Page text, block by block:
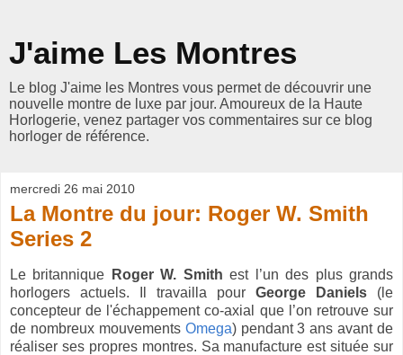
J'aime Les Montres
Le blog J'aime les Montres vous permet de découvrir une
nouvelle montre de luxe par jour. Amoureux de la Haute
Horlogerie, venez partager vos commentaires sur ce blog
horloger de référence.
mercredi 26 mai 2010
La Montre du jour: Roger W. Smith
Series 2
Le britannique Roger W. Smith est l’un des plus grands
horlogers actuels. Il travailla pour George Daniels (le
concepteur de l'échappement co-axial que l’on retrouve sur
de nombreux mouvements Omega) pendant 3 ans avant de
réaliser ses propres montres. Sa manufacture est située sur